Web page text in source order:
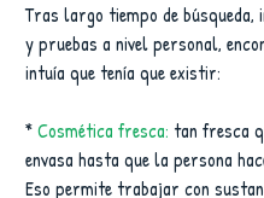
Tras largo tiempo de búsqueda,
y pruebas a nivel personal,
intuía que tenía que existir:
* Cosmética fresca: tan fresca
envasa hasta que la persona
Eso permite trabajar con